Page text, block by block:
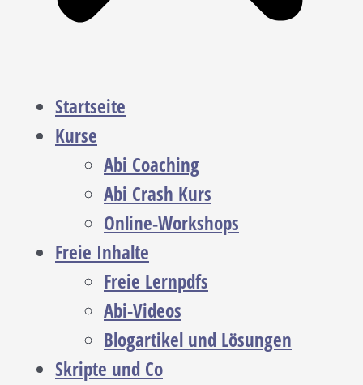
Startseite
Kurse
Abi Coaching
Abi Crash Kurs
Online-Workshops
Freie Inhalte
Freie Lernpdfs
Abi-Videos
Blogartikel und Lösungen
Skripte und Co